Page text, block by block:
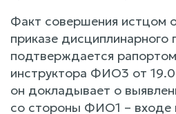
Факт совершения истцом
приказе дисциплинарного
подтверждается
инструктора ФИО3 от
он докладывает о
со стороны ФИО1 – входе